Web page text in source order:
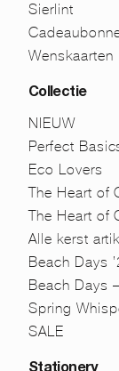
Sierlint
Wenskaarten
Collectie
NIEUW
Perfect
Eco Lovers
The Heart of
The Heart of
Alle kerst
Beach Days
Beach Days
Spring
SALE